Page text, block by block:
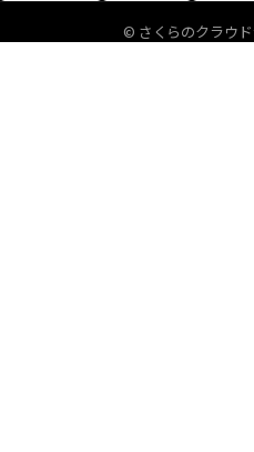
© さくらのクラウド